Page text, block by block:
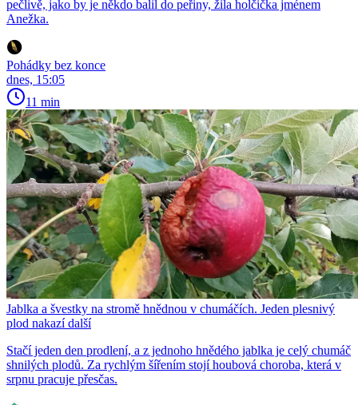
pečlivě, jako by je někdo balil do peřiny, žila holčička jménem
Anežka.
Pohádky bez konce
dnes, 15:05
11 min
Jablka a švestky na stromě hnědnou v chumáčích. Jeden plesnivý
plod nakazí další
Stačí jeden den prodlení, a z jednoho hnědého jablka je celý chumáč
shnilých plodů. Za rychlým šířením stojí houbová choroba, která v
srpnu pracuje přesčas.